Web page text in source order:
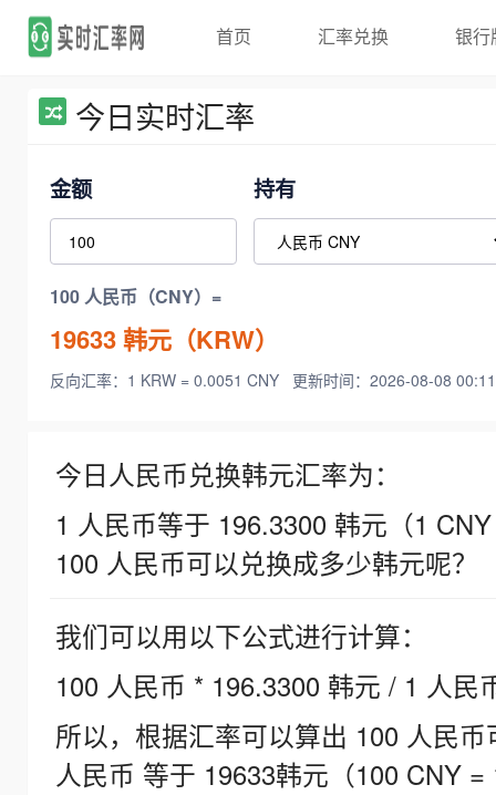
首页 汇率兑换 银行
今日实时汇率
金额 持有
100 人民币（CNY）=
19633韩元（KRW）
反向汇率：1 KRW = 0.0051 CNY 更新时间：2026-08-08
今日人民币兑换韩元汇率为：
1 人民币等于 196.3300 韩元（1
100 人民币可以兑换成多少韩元呢？
我们可以用以下公式进行计算：
100 人民币 * 196.3300 韩元 / 1 人民
所以，根据汇率可以算出 100 人民
人民币 等于 19633韩元（100 CNY =